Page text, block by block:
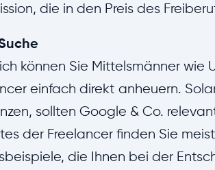
die in den Preis des
können Sie Mittelsmänner wie
einfach direkt anheuern.
sollten Google & Co.
der Freelancer finden Sie
die Ihnen bei der